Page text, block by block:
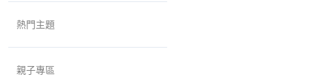
熱門主題
親子專區